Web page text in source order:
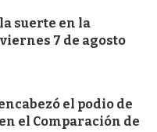
suerte en la
7 de agosto
el podio de
el Comparación de